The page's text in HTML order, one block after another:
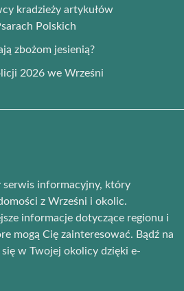
kradzieży artykułów
Polskich
zbożom jesienią?
2026 we Wrześni
informacyjny, który
z Wrześni i okolic.
informacje dotyczące regionu i
mogą Cię zainteresować. Bądź na
w Twojej okolicy dzięki e-